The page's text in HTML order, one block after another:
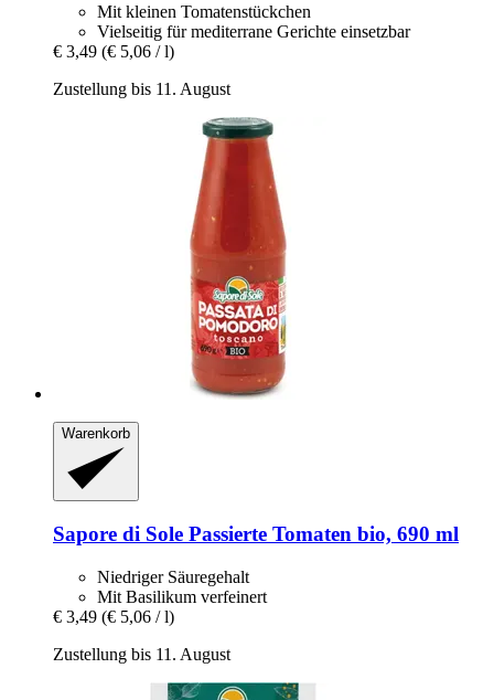
Mit kleinen Tomatenstückchen
Vielseitig für mediterrane Gerichte einsetzbar
€ 3,49 (€ 5,06 / l)
Zustellung bis 11. August
Warenkorb
Sapore di Sole Passierte Tomaten bio, 690 ml
Niedriger Säuregehalt
Mit Basilikum verfeinert
€ 3,49 (€ 5,06 / l)
Zustellung bis 11. August